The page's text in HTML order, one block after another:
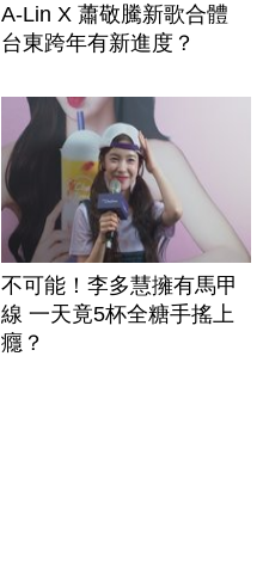
A-Lin X 蕭敬騰新歌合體
台東跨年有新進度？
不可能！李多慧擁有馬甲
線 一天竟5杯全糖手搖上
癮？